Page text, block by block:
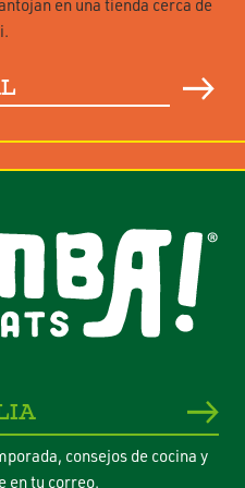
en una tienda cerca de
consejos de cocina y
en tu correo.